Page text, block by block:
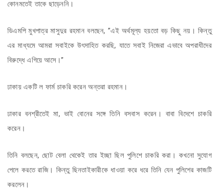
কোনমতেই তাকে ছাড়েননি।
ডিএমপি মুখপাত্র মাসুদুর রহমান বলছেন, ”এই অর্থমূল্য হয়তো বড় কিছু নয়। কিন্তু
এর মাধ্যমে আমরা সবাইকে উৎসাহিত করছি, যাতে সবাই নিজেরা এভাবে অপরাধীদের
বিরুদ্ধে এগিয়ে আসে।”
ঢাকায় একটি ল ফার্ম চাকরি করেন অন্তরা রহমান।
ঢাকার বনশ্রীতেই মা, ভাই বোনের সঙ্গে তিনি বসবাস করেন। বাবা বিদেশে চাকরি
করেন।
তিনি বলছেন, ছোট বেলা থেকেই তার ইচ্ছা ছিল পুলিশে চাকরি করা। কখনো সুযোগ
পেলে করতে রাজি। কিন্তু ছিনতাইকারীকে ধাওয়া করে ধরে তিনি যেন পুলিশের কাজটি
করলেন।